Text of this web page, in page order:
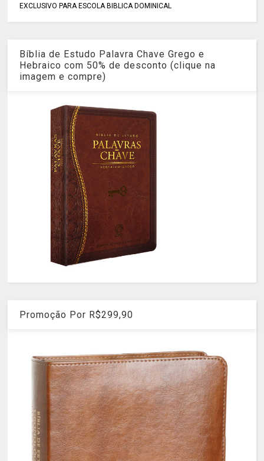
EXCLUSIVO PARA ESCOLA BIBLICA DOMINICAL
Bíblia de Estudo Palavra Chave Grego e
Hebraico com 50% de desconto (clique na
imagem e compre)
Promoção Por R$299,90